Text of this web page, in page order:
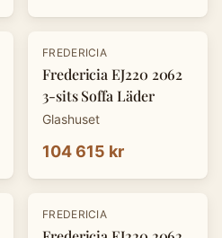
FREDERICIA
Fredericia EJ220 2062
3-sits Soffa Läder
Glashuset
104 615 kr
FREDERICIA